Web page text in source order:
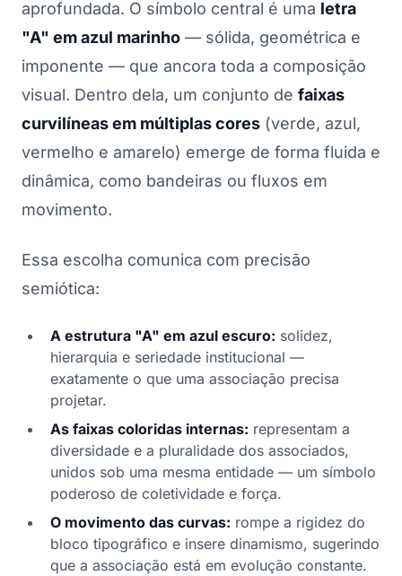
aprofundada. O símbolo central é uma letra
"A" em azul marinho — sólida, geométrica e
imponente — que ancora toda a composição
visual. Dentro dela, um conjunto de faixas
curvilíneas em múltiplas cores (verde, azul,
vermelho e amarelo) emerge de forma fluida e
dinâmica, como bandeiras ou fluxos em
movimento.
Essa escolha comunica com precisão
semiótica:
A estrutura "A" em azul escuro: solidez,
hierarquia e seriedade institucional —
exatamente o que uma associação precisa
projetar.
As faixas coloridas internas: representam a
diversidade e a pluralidade dos associados,
unidos sob uma mesma entidade — um símbolo
poderoso de coletividade e força.
O movimento das curvas: rompe a rigidez do
bloco tipográfico e insere dinamismo, sugerindo
que a associação está em evolução constante.